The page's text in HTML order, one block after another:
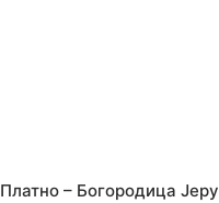
Платно – Богородица